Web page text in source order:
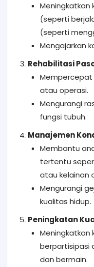
Meningkatkan
(seperti
(seperti
Mengajarkan
Rehabilitasi
atau operasi.
Mengurangi
fungsi tubuh.
Manajemen
Membantu
tertentu
atau kelainan
Mengurangi
kualitas hidup.
Peningkatan
Meningkatkan
berpartisipasi
dan bermain.